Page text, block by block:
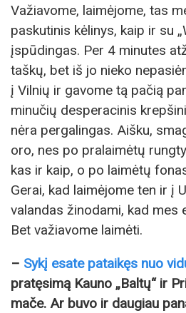
Važiavome, laimėjome, tas
paskutinis kėlinys, kaip ir su
įspūdingas. Per 4 minutes
taškų, bet iš jo nieko
į Vilnių ir gavome tą pačią
minučių desperacinis
nėra pergalingas. Aišku,
oro, nes po pralaimėtų
kas ir kaip, o po laimėtų
Gerai, kad laimėjome ten ir į
valandas žinodami, kad mes
Bet važiavome laimėti.
– Sykį esate pataikęs nuo
pratęsimą Kauno „Baltų“ ir
mače. Ar buvo ir daugiau